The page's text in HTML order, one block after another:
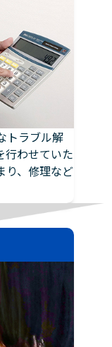
トラブル解
行わせていた
り、修理など